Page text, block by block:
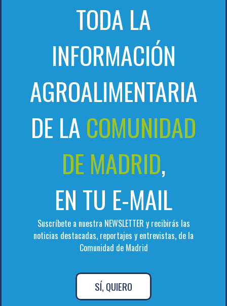
TODA LA
INFORMACIÓN
AGROALIMENTARIA
DE LACOMUNIDAD
DE MADRID,
EN TU E-MAIL
Suscríbete a nuestra NEWSLETTER y recibirás las
noticias destacadas, reportajes y entrevistas, de la
Comunidad de Madrid
SÍ, QUIERO